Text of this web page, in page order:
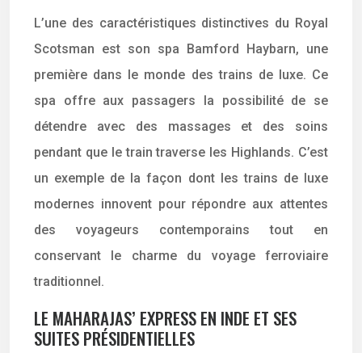
L’une des caractéristiques distinctives du Royal
Scotsman est son spa Bamford Haybarn, une
première dans le monde des trains de luxe. Ce
spa offre aux passagers la possibilité de se
détendre avec des massages et des soins
pendant que le train traverse les Highlands. C’est
un exemple de la façon dont les trains de luxe
modernes innovent pour répondre aux attentes
des voyageurs contemporains tout en
conservant le charme du voyage ferroviaire
traditionnel.
LE MAHARAJAS’ EXPRESS EN INDE ET SES
SUITES PRÉSIDENTIELLES